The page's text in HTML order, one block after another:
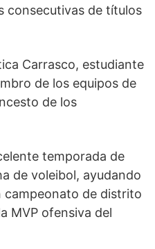
consecutivas de títulos
Carrasco, estudiante
de los equipos de
de los
temporada de
de voleibol, ayudando
campeonato de distrito
MVP ofensiva del